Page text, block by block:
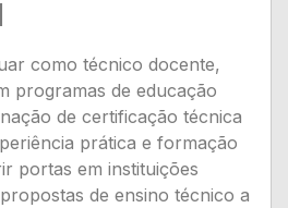
como técnico docente,
programas de educação
de certificação técnica
prática e formação
portas em instituições
de ensino técnico a